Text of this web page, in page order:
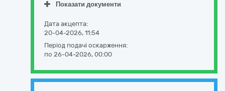
Показати документи
Дата акцепта:
20-04-2026, 11:54
Період подачі оскарження:
по 26-04-2026, 00:00